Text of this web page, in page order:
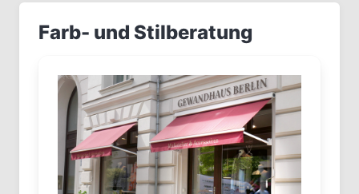
Farb- und Stilberatung